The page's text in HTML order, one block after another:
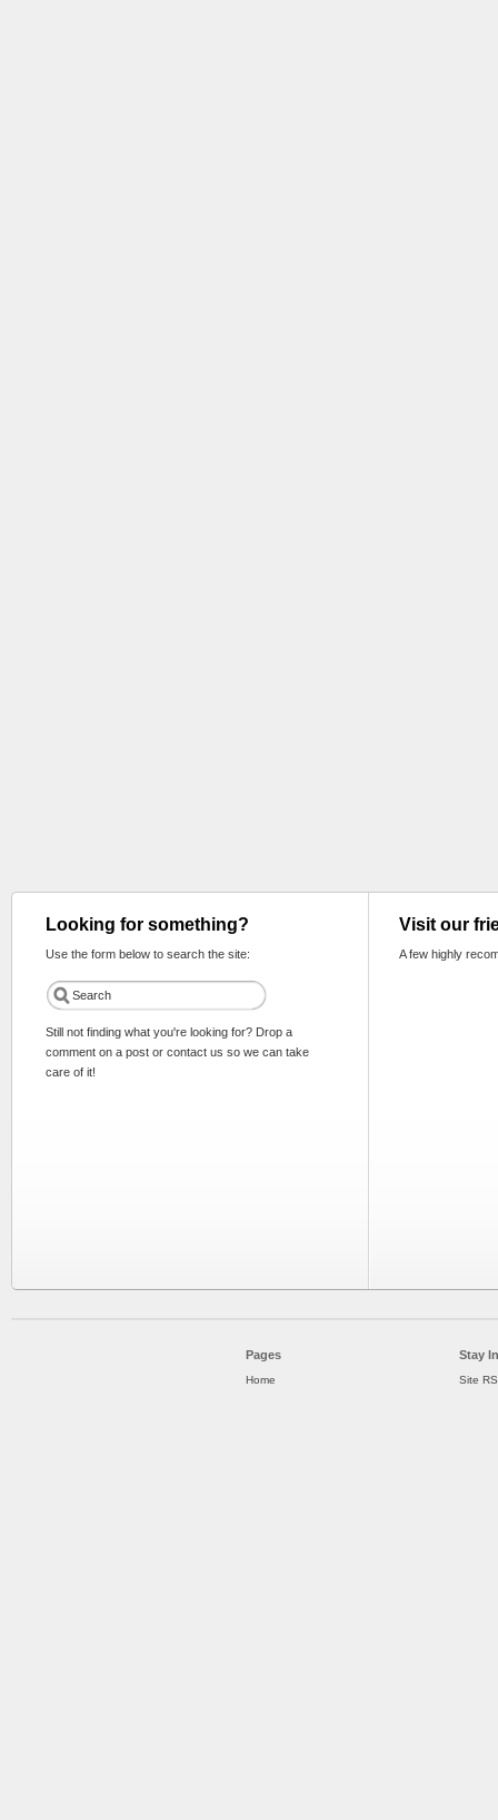
Looking for something?
Use the form below to search the site:
Still not finding what you're looking for? Drop a
comment on a post or contact us so we can take
care of it!
Visit our
A few highly
Pages
Home
Stay
Site